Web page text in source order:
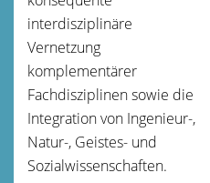
interdisziplinäre
Vernetzung
komplementärer
Fachdisziplinen sowie die
Integration von Ingenieur-,
Natur-, Geistes- und
Sozialwissenschaften.